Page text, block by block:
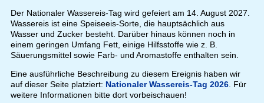
Der Nationaler Wassereis-Tag wird gefeiert am 14. August 2027.
Wassereis ist eine Speiseeis-Sorte, die hauptsächlich aus
Wasser und Zucker besteht. Darüber hinaus können noch in
einem geringen Umfang Fett, einige Hilfsstoffe wie z. B.
Säuerungsmittel sowie Farb- und Aromastoffe enthalten sein.
Eine ausführliche Beschreibung zu diesem Ereignis haben wir
auf dieser Seite platziert: Nationaler Wassereis-Tag 2026. Für
weitere Informationen bitte dort vorbeischauen!